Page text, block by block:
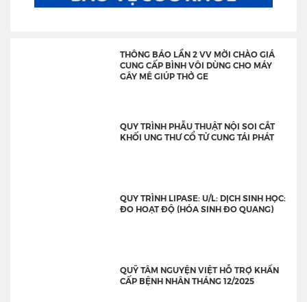
THÔNG BÁO LẦN 2 VV MỜI CHÀO GIÁ
CUNG CẤP BÌNH VÔI DÙNG CHO MÁY
GÂY MÊ GIÚP THỞ GE
QUY TRÌNH PHẪU THUẬT NỘI SOI CẮT
KHỐI UNG THƯ CỔ TỬ CUNG TÁI PHÁT
QUY TRÌNH LIPASE: U/L: DỊCH SINH HỌC:
ĐO HOẠT ĐỘ (HÓA SINH ĐO QUANG)
QUỸ TÂM NGUYỆN VIỆT HỖ TRỢ KHẨN
CẤP BỆNH NHÂN THÁNG 12/2025